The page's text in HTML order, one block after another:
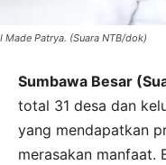
I Made Patrya. (Suara NTB/dok)
Sumbawa Besar
total 31 desa dan
yang mendapatkan
merasakan manfaat.